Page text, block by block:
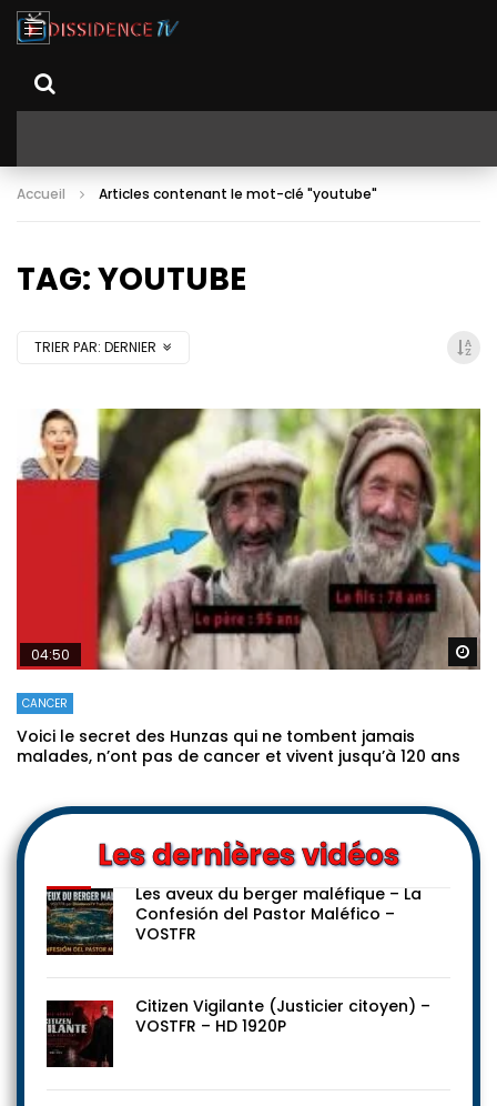
Accueil Articles contenant le mot-clé "youtube"
TAG: YOUTUBE
TRIER PAR: DERNIER
04:50
CANCER
Voici le secret des Hunzas qui ne tombent jamais
malades, n’ont pas de cancer et vivent jusqu’à 120 ans
Les dernières vidéos
Les aveux du berger maléfique – La
Confesión del Pastor Maléfico –
VOSTFR
Citizen Vigilante (Justicier citoyen) –
VOSTFR – HD 1920P